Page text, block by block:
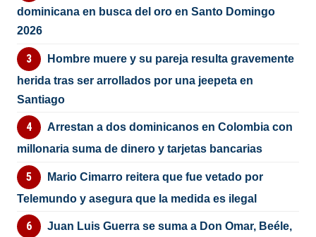
dominicana en busca del oro en Santo Domingo
2026
Hombre muere y su pareja resulta gravemente
herida tras ser arrollados por una jeepeta en
Santiago
Arrestan a dos dominicanos en Colombia con
millonaria suma de dinero y tarjetas bancarias
Mario Cimarro reitera que fue vetado por
Telemundo y asegura que la medida es ilegal
Juan Luis Guerra se suma a Don Omar, Beéle,